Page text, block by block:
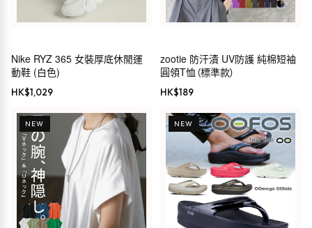
Nike RYZ 365 女裝厚底休閒運
動鞋 (白色)
HK$1,029
zootie 防汗漬 UV防護 純棉短袖
圓領T恤（標準款）
HK$189
NEW NEW